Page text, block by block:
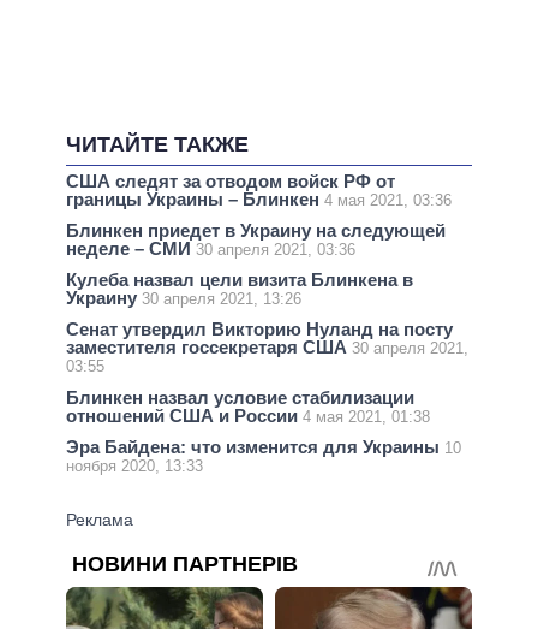
ЧИТАЙТЕ ТАКЖЕ
США следят за отводом войск РФ от
границы Украины – Блинкен 4 мая 2021, 03:36
Блинкен приедет в Украину на следующей
неделе – СМИ 30 апреля 2021, 03:36
Кулеба назвал цели визита Блинкена в
Украину 30 апреля 2021, 13:26
Сенат утвердил Викторию Нуланд на посту
заместителя госсекретаря США 30 апреля 2021,
03:55
Блинкен назвал условие стабилизации
отношений США и России 4 мая 2021, 01:38
Эра Байдена: что изменится для Украины 10
ноября 2020, 13:33